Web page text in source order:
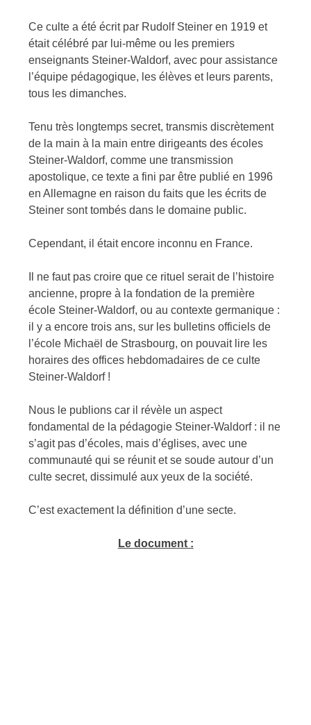
Ce culte a été écrit par Rudolf Steiner en 1919 et
était célébré par lui-même ou les premiers
enseignants Steiner-Waldorf, avec pour assistance
l’équipe pédagogique, les élèves et leurs parents,
tous les dimanches.
Tenu très longtemps secret, transmis discrètement
de la main à la main entre dirigeants des écoles
Steiner-Waldorf, comme une transmission
apostolique, ce texte a fini par être publié en 1996
en Allemagne en raison du faits que les écrits de
Steiner sont tombés dans le domaine public.
Cependant, il était encore inconnu en France.
Il ne faut pas croire que ce rituel serait de l’histoire
ancienne, propre à la fondation de la première
école Steiner-Waldorf, ou au contexte germanique :
il y a encore trois ans, sur les bulletins officiels de
l’école Michaël de Strasbourg, on pouvait lire les
horaires des offices hebdomadaires de ce culte
Steiner-Waldorf !
Nous le publions car il révèle un aspect
fondamental de la pédagogie Steiner-Waldorf : il ne
s’agit pas d’écoles, mais d’églises, avec une
communauté qui se réunit et se soude autour d’un
culte secret, dissimulé aux yeux de la société.
C’est exactement la définition d’une secte.
Le document :